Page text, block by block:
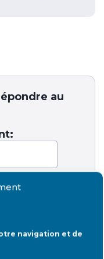
navigation et de
au